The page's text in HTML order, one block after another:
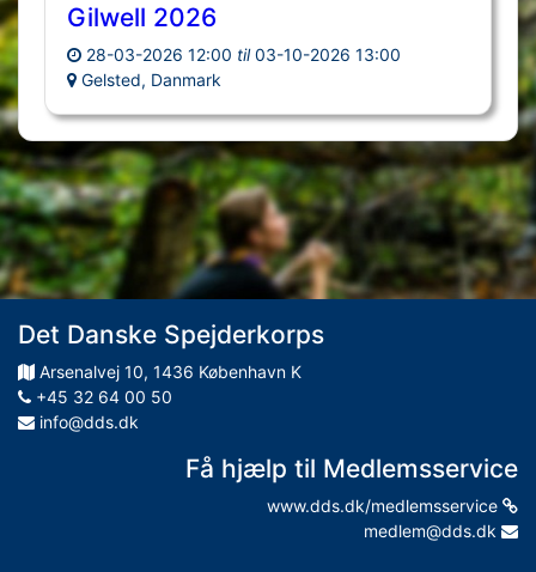
Gilwell 2026
28-03-2026 12:00 til 03-10-2026 13:00
Gelsted, Danmark
Det Danske Spejderkorps
Arsenalvej 10, 1436 København K
+45 32 64 00 50
info@dds.dk
Få hjælp til Medlemsservice
www.dds.dk/medlemsservice
medlem@dds.dk